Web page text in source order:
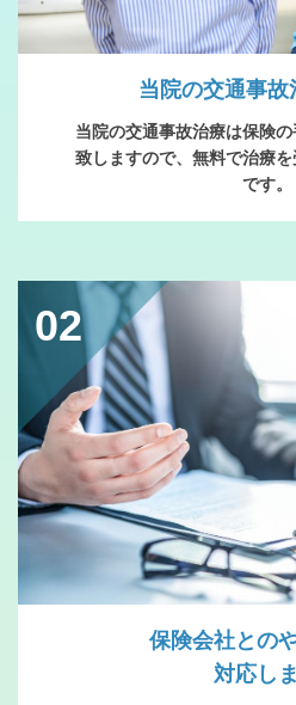
当院の交通事故
当院の交通事故治療は保険
致しますので、無料で治療
です。
02
保険会社との
対応し